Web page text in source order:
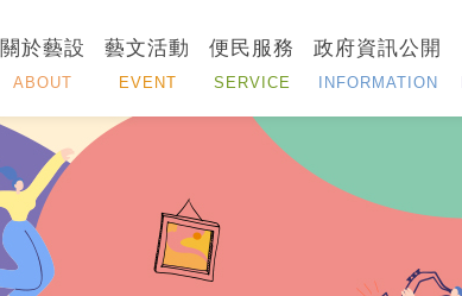
關於藝設
ABOUT
藝文活動
EVENT
便民服務
SERVICE
政府資訊公開
INFORMATION